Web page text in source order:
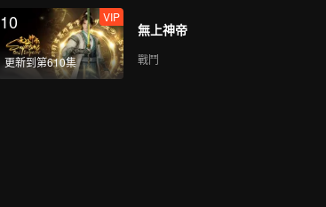
10
更新到第610集
VIP
無上神帝
戰鬥